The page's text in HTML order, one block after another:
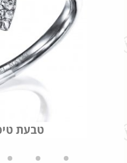
טבעת